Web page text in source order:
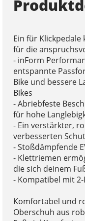
Ein für
für die
- inForm
entspannte
Bike und bessere
Bikes
- Abriebfeste
für hohe
- Ein verstärkter,
verbesserten
- Stoßdämpfende
- Klettriemen
die sich deinem
- Kompatibel mit 2-
Komfortabel und
Oberschuh aus